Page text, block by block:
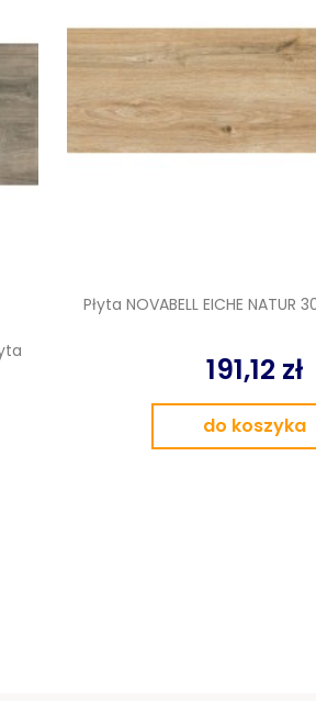
Płyta NOVABELL EICHE NATUR
191,12 zł
do koszyka